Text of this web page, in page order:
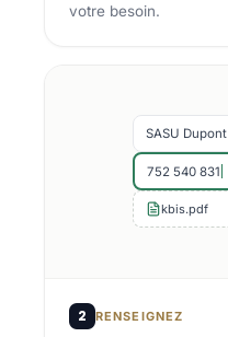
votre besoin.
SASU Dupont
752 540 831
kbis.pdf
2 RENSEIGNEZ